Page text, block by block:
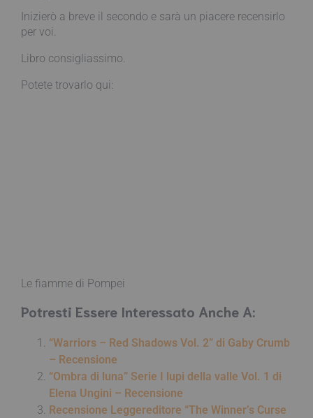
Inizierò a breve il secondo e sarà un piacere recensirlo
per voi.
Libro consigliassimo.
Potete trovarlo qui:
Le fiamme di Pompei
Potresti Essere Interessato Anche A:
“Warriors – Red Shadows Vol. 2” di Gaby Crumb
– Recensione
“Ombra di luna” Serie I lupi della valle Vol. 1 di
Elena Ungini – Recensione
Recensione Leggereditore “The Winner’s Curse